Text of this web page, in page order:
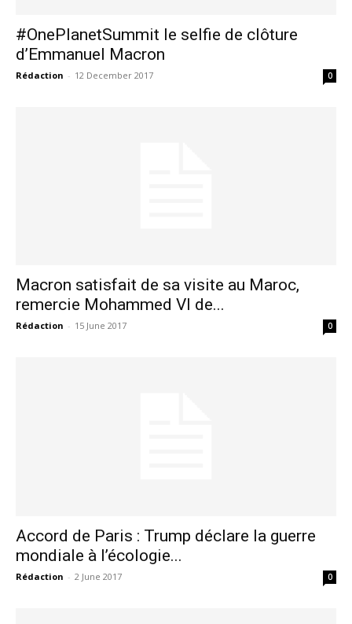
#OnePlanetSummit le selfie de clôture
d’Emmanuel Macron
Rédaction - 12 December 2017 0
Macron satisfait de sa visite au Maroc,
remercie Mohammed VI de...
Rédaction - 15 June 2017 0
Accord de Paris : Trump déclare la guerre
mondiale à l’écologie...
Rédaction - 2 June 2017 0